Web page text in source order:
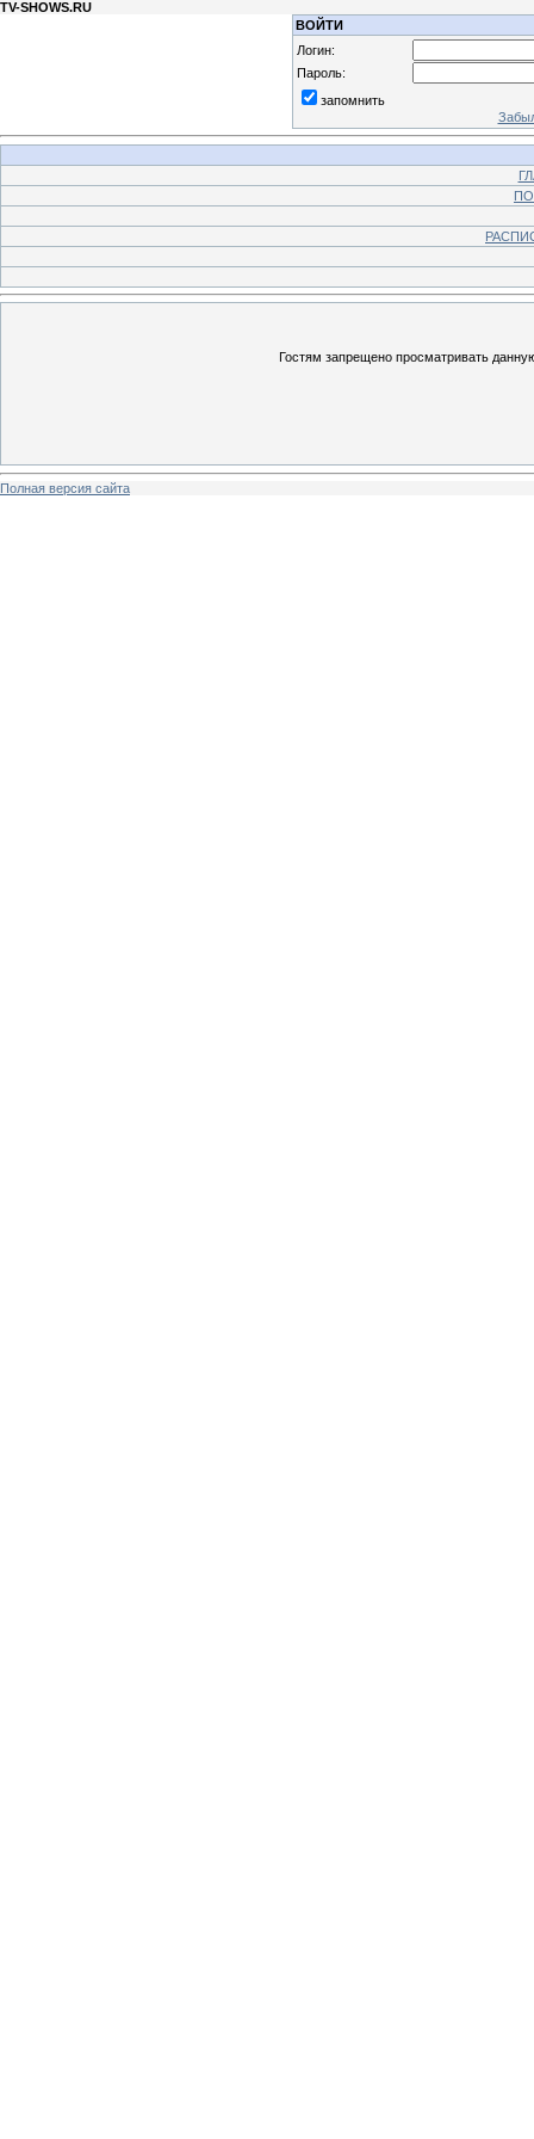
TV-SHOWS.RU
ВОЙТИ
Логин:
Пароль:
запомнить
Гостям запрещено просматривать
Полная версия сайта